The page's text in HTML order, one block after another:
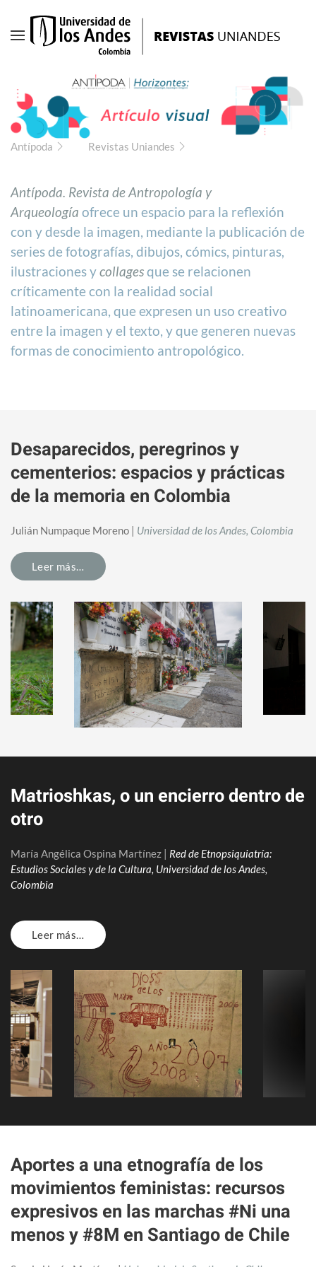
Ir
Antípoda Revistas Uniandes
Antípoda. Revista de Antropología y
Arqueología ofrece un espacio para la reflexión
con y desde la imagen, mediante la publicación de
series de fotografías, dibujos, cómics, pinturas,
ilustraciones ycollagesque se relacionen
críticamente con la realidad social
latinoamericana, que expresen un uso creativo
entre la imagen y el texto, y que generen nuevas
formas de conocimiento antropológico.
Desaparecidos, peregrinos y
cementerios: espacios y prácticas
de la memoria en Colombia
Julián Numpaque Moreno | Universidad de los Andes, Colombia
Leer más…
Matrioshkas, o un encierro dentro de
otro
María Angélica Ospina Martínez Red de Etnopsiquiatría:
Estudios Sociales y de la Cultura, Universidad de los Andes,
Colombia
Leer más…
Aportes a una etnografía de los
movimientos feministas: recursos
expresivos en las marchas #Ni una
menos y #8M en Santiago de Chile